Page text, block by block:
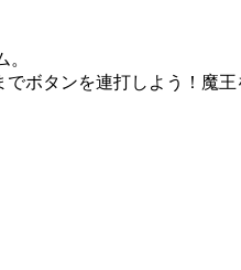
ボタンを連打しよう！魔王